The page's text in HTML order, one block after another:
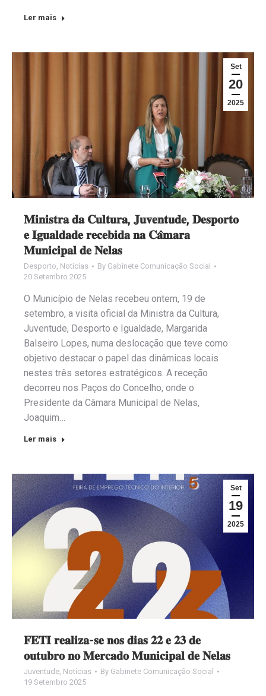
Ler mais
Set
20
2025
𝐌𝐢𝐧𝐢𝐬𝐭𝐫𝐚 𝐝𝐚 𝐂𝐮𝐥𝐭𝐮𝐫𝐚, 𝐉𝐮𝐯𝐞𝐧𝐭𝐮𝐝𝐞, 𝐃𝐞𝐬𝐩𝐨𝐫𝐭𝐨
𝐞 𝐈𝐠𝐮𝐚𝐥𝐝𝐚𝐝𝐞 𝐫𝐞𝐜𝐞𝐛𝐢𝐝𝐚 𝐧𝐚 𝐂𝐚̂𝐦𝐚𝐫𝐚
𝐌𝐮𝐧𝐢𝐜𝐢𝐩𝐚𝐥 𝐝𝐞 𝐍𝐞𝐥𝐚𝐬
Desporto Notícias By Gabinete Comunicação Social
20 Setembro 2025
O Município de Nelas recebeu ontem, 19 de
setembro, a visita oficial da Ministra da Cultura,
Juventude, Desporto e Igualdade, Margarida
Balseiro Lopes, numa deslocação que teve como
objetivo destacar o papel das dinâmicas locais
nestes três setores estratégicos. A receção
decorreu nos Paços do Concelho, onde o
Presidente da Câmara Municipal de Nelas,
Joaquim…
Ler mais
Set
19
2025
𝐅𝐄𝐓𝐈 𝐫𝐞𝐚𝐥𝐢𝐳𝐚-𝐬𝐞 𝐧𝐨𝐬 𝐝𝐢𝐚𝐬 𝟐𝟐 𝐞 𝟐𝟑 𝐝𝐞
𝐨𝐮𝐭𝐮𝐛𝐫𝐨 𝐧𝐨 𝐌𝐞𝐫𝐜𝐚𝐝𝐨 𝐌𝐮𝐧𝐢𝐜𝐢𝐩𝐚𝐥 𝐝𝐞 𝐍𝐞𝐥𝐚𝐬
Juventude, Notícias By Gabinete Comunicação Social
19 Setembro 2025